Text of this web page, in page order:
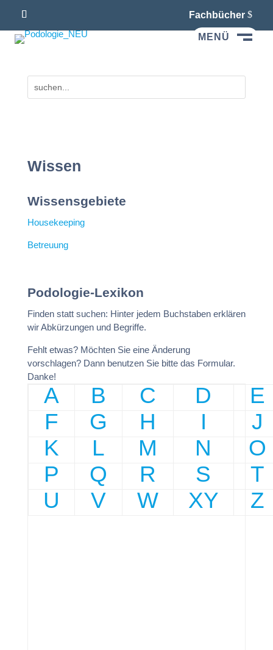
Fachbücher
MENÜ
Wissen
Wissensgebiete
Housekeeping
Betreuung
Podologie-Lexikon
Finden statt suchen: Hinter jedem Buchstaben erklären
wir Abkürzungen und Begriffe.
Fehlt etwas? Möchten Sie eine Änderung
vorschlagen? Dann benutzen Sie bitte das Formular.
Danke!
A B C D
E
F
G H I
J
K
L M N
O
P
Q R S
T
U
V W XY Z